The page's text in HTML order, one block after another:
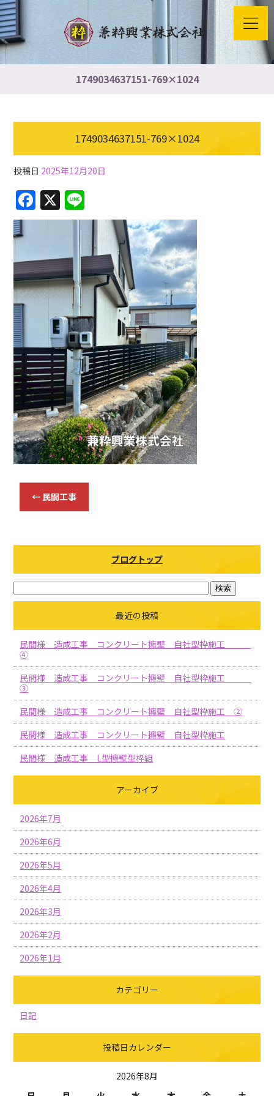
1749034637151-769×1024
1749034637151-769×1024
投稿日 2025年12月20日
F
a
e
b
o
X
n
e
←民間工事
ブログトップ
最近の投稿
民間様 造成工事 コンクリート擁壁 自社型枠施工
④
民間様 造成工事 コンクリート擁壁 自社型枠施工
③
民間様 造成工事 コンクリート擁壁 自社型枠施工 ②
民間様 造成工事 コンクリート擁壁 自社型枠施工
民間様 造成工事 L型擁壁型枠組
アーカイブ
2026年7月
2026年6月
2026年5月
2026年4月
2026年3月
2026年2月
2026年1月
カテゴリー
日記
投稿日カレンダー
2026年8月